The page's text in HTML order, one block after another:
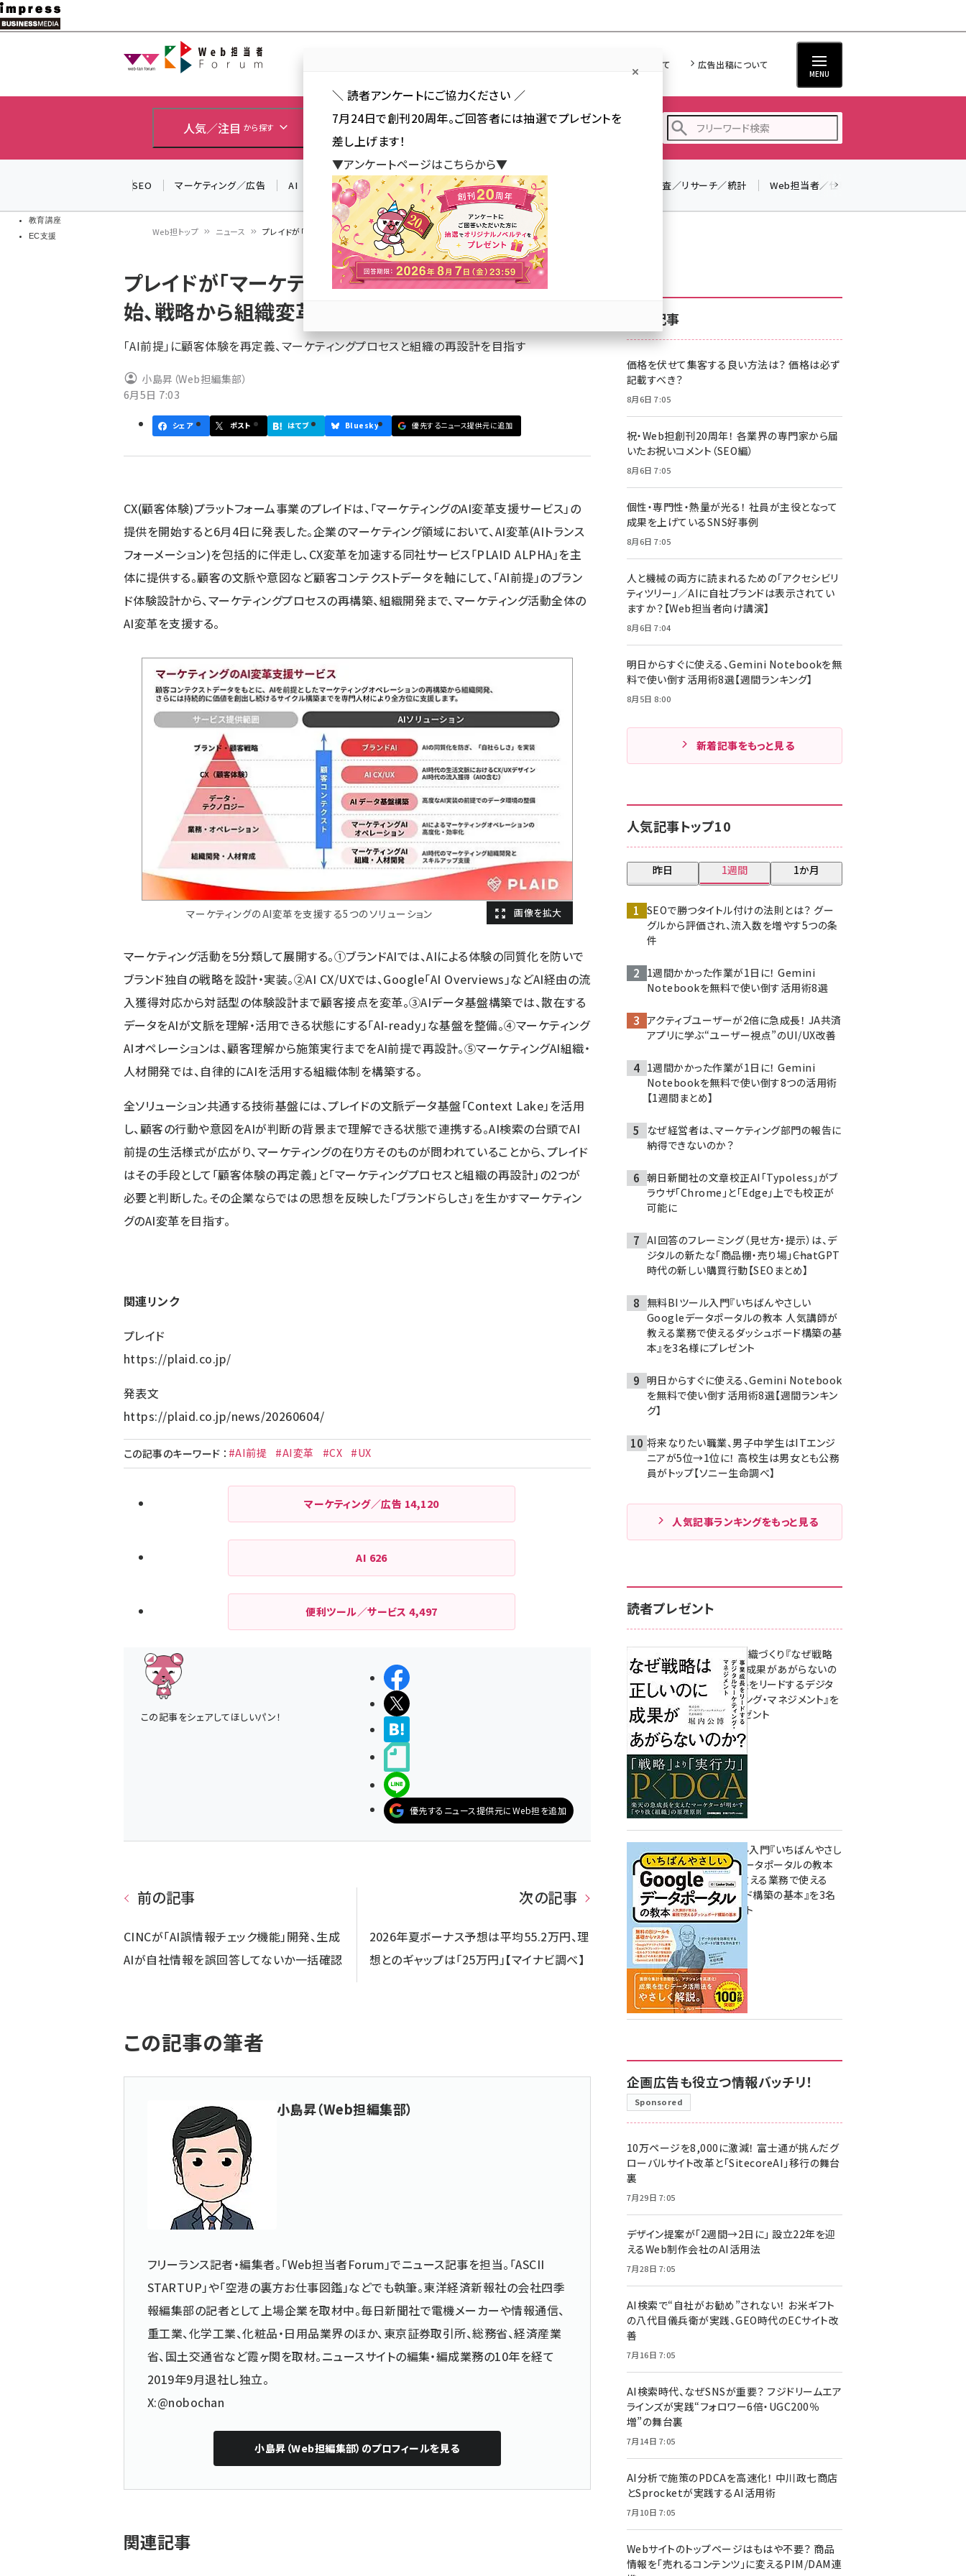
メ
イ
教育講座
EC支援
Web担当者Forum
Web担について 広告出稿について
MENU
人気／注目 から探す カテゴリ／種別 から探す セミナー／イベント から探す
z世代 (1622)
meo (1275)
SEO マーケティング／広告 AI SNS アクセス解析／データ分析 サイト制作／デザイン 調査／リサーチ／統計 Web担当者／仕事
ン
く
ず
Web担トップ ニュース プレイドが「マーケティングAI変革支援サービス」開始、戦略から組織変革まで支援
プレイドが「マーケティングAI変革支援サービス」開
始、戦略から組織変革まで支援
「AI前提」に顧客体験を再定義、マーケティングプロセスと組織の再設計を目指す
小島昇（Web担編集部）
6月5日 7:03
シェア ポスト はてブ Bluesky 優先するニュース提供元に追加
CX(顧客体験)プラットフォーム事業のプレイドは、「マーケティングのAI変革支援サービス」の
提供を開始すると6月4日に発表した。企業のマーケティング領域において、AI変革(AIトランス
フォーメーション)を包括的に伴走し、CX変革を加速する同社サービス「PLAID ALPHA」を主
体に提供する。顧客の文脈や意図など顧客コンテクストデータを軸にして、「AI前提」のブラン
ド体験設計から、マーケティングプロセスの再構築、組織開発まで、マーケティング活動全体の
AI変革を支援する。
マーケティングのAI変革を支援する5つのソリューション
マーケティング活動を5分類して展開する。①ブランドAIでは、AIによる体験の同質化を防いで
ブランド独自の戦略を設計・実装。②AI CX/UXでは、Google「AI Overviews」などAI経由の流
入獲得対応から対話型の体験設計まで顧客接点を変革。③AIデータ基盤構築では、散在する
データをAIが文脈を理解・活用できる状態にする「AI-ready」な基盤を整備。④マーケティング
AIオペレーションは、顧客理解から施策実行までをAI前提で再設計。⑤マーケティングAI組織・
人材開発では、自律的にAIを活用する組織体制を構築する。
全ソリューション共通する技術基盤には、プレイドの文脈データ基盤「Context Lake」を活用
し、顧客の行動や意図をAIが判断の背景まで理解できる状態で連携する。AI検索の台頭でAI
前提の生活様式が広がり、マーケティングの在り方そのものが問われていることから、プレイド
はその手段として「顧客体験の再定義」と「マーケティングプロセスと組織の再設計」の2つが
必要と判断した。その企業ならではの思想を反映した「ブランドらしさ」を生かすマーケティン
グのAI変革を目指す。
関連リンク
プレイド
https://plaid.co.jp/
発表文
https://plaid.co.jp/news/20260604/
この記事のキーワード ： #AI前提 #AI変革 #CX #UX
マーケティング／広告 14,120
AI 626
便利ツール／サービス4,497
この記事をシェアしてほしいパン！
シェアする
ポストする
LINEで送る
優先するニュース提供元にWeb担を追加
前の記事
CINCが「AI誤情報チェック機能」開発、生成
AIが自社情報を誤回答してないか一括確認
次の記事
2026年夏ボーナス予想は平均55.2万円、理
想とのギャップは「25万円」【マイナビ調べ】
この記事の筆者
小島昇（Web担編集部）
フリーランス記者・編集者。「Web担当者Forum」でニュース記事を担当。「ASCII
STARTUP」や「空港の裏方お仕事図鑑」などでも執筆。東洋経済新報社の会社四季
報編集部の記者として上場企業を取材中。毎日新聞社で電機メーカーや情報通信、
重工業、化学工業、化粧品・日用品業界のほか、東京証券取引所、総務省、経済産業
省、国土交通省など霞ヶ関を取材。ニュースサイトの編集・編成業務の10年を経て
2019年9月退社し独立。
X:@nobochan
小島昇（Web担編集部） のプロフィールを見る
関連記事
新着記事
価格を伏せて集客する良い方法は？ 価格は必ず
記載すべき？
8月6日 7:05
祝・Web担創刊20周年！ 各業界の専門家から届
いたお祝いコメント（SEO編）
8月6日 7:05
個性・専門性・熱量が光る！ 社員が主役となって
成果を上げているSNS好事例
8月6日 7:05
人と機械の両方に読まれるための「アクセシビリ
ティツリー」／AIに自社ブランドは表示されてい
ますか？【Web担当者向け講演】
8月6日 7:04
明日からすぐに使える、Gemini Notebookを無
料で使い倒す活用術8選【週間ランキング】
8月5日 8:00
新着記事をもっと見る
人気記事トップ10
昨日 1週間 1か月
SEOで勝つタイトル付けの法則とは？ グー
グルから評価され、流入数を増やす5つの条
件
1週間かかった作業が1日に！ Gemini
Notebookを無料で使い倒す活用術8選
アクティブユーザーが2倍に急成長！ JA共済
アプリに学ぶ“ユーザー視点”のUI/UX改善
1週間かかった作業が1日に！ Gemini
Notebookを無料で使い倒す8つの活用術
【1週間まとめ】
なぜ経営者は、マーケティング部門の報告に
納得できないのか？
朝日新聞社の文章校正AI「Typoless」がブ
ラウザ「Chrome」と「Edge」上でも校正が
可能に
AI回答のフレーミング（見せ方・提示）は、デ
ジタルの新たな「商品棚・売り場」――ChatGPT
時代の新しい購買行動【SEOまとめ】
無料BIツール入門『いちばんやさしい
Googleデータポータルの教本 人気講師が
教える業務で使えるダッシュボード構築の基
本』を3名様にプレゼント
明日からすぐに使える、Gemini Notebook
を無料で使い倒す活用術8選【週間ランキン
グ】
将来なりたい職業、男子中学生はITエンジ
ニアが5位→1位に！ 高校生は男女とも公務
員がトップ【ソニー生命調べ】
人気記事ランキングをもっと見る
読者プレゼント
成果を生む組織づくり『なぜ戦略
は正しいのに成果があがらないの
か？ 事業成長をリードするデジタ
ルマーケティング・マネジメント』を
3名様にプレゼント
10:00
無料BIツール入門『いちばんやさし
いGoogleデータポータルの教本
人気講師が教える業務で使える
ダッシュボード構築の基本』を3名
様にプレゼント
7月31日 10:00
企画広告も役立つ情報バッチリ！
Sponsored
10万ページを8,000に激減！ 富士通が挑んだグ
ローバルサイト改革と「SitecoreAI」移行の舞台
裏
7月29日 7:05
デザイン提案が「2週間→2日に」 設立22年を迎
えるWeb制作会社のAI活用法
7月28日 7:05
AI検索で“自社がお勧め”されない！ お米ギフト
の八代目儀兵衛が実践、GEO時代のECサイト改
善
7月16日 7:05
AI検索時代、なぜSNSが重要？ フジドリームエア
ラインズが実践“フォロワー6倍・UGC200％
増”の舞台裏
7月14日 7:05
AI分析で施策のPDCAを高速化！ 中川政七商店
とSprocketが実践するAI活用術
7月10日 7:05
Webサイトのトップページはもはや不要？ 商品
情報を「売れるコンテンツ」に変えるPIM/DAM連
＼ 読者アンケートにご協力ください ／
7月24日で創刊20周年。ご回答者には抽選でプレゼントを
差し上げます！
▼アンケートページはこちらから▼